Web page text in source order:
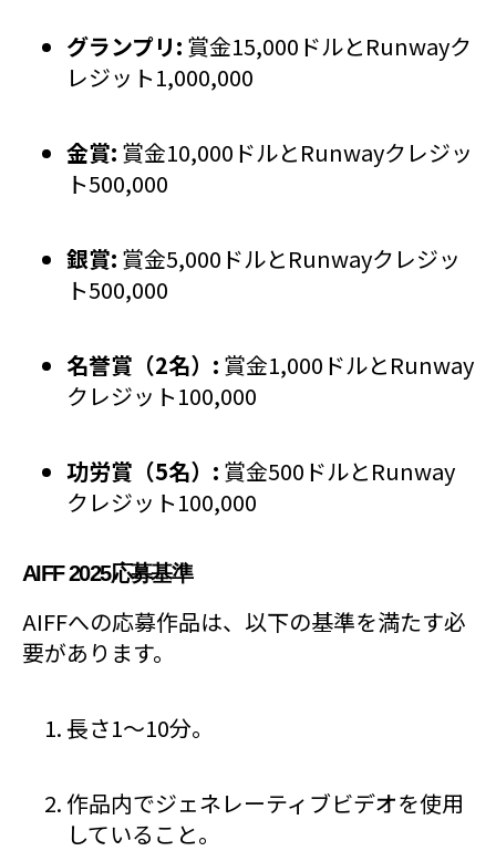
グランプリ: 賞金15,000ドルとRunwayク
レジット1,000,000
金賞: 賞金10,000ドルとRunwayクレジッ
ト500,000
銀賞: 賞金5,000ドルとRunwayクレジッ
ト500,000
名誉賞（2名）: 賞金1,000ドルとRunway
クレジット100,000
功労賞（5名）: 賞金500ドルとRunway
クレジット100,000
AIFF 2025応募基準
AIFFへの応募作品は、以下の基準を満たす必
要があります。
長さ1〜10分。
作品内でジェネレーティブビデオを使用
していること。